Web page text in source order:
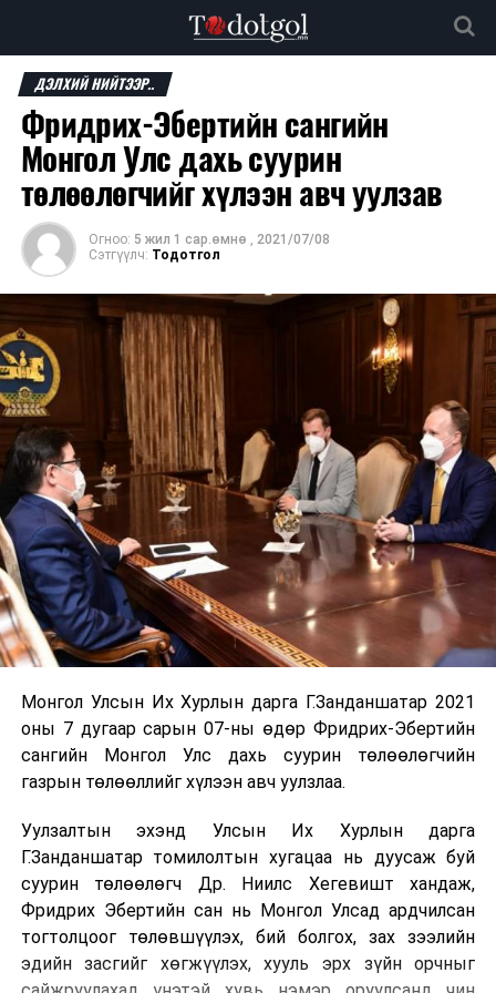
ДЭЛХИЙ НИЙТЭЭР..
Фридрих-Эбертийн сангийн
Монгол Улс дахь суурин
төлөөлөгчийг хүлээн авч уулзав
Огноо: 5 жил 1 сар.өмнө , 2021/07/08
Сэтгүүлч: Тодотгол
Монгол Улсын Их Хурлын дарга Г.Занданшатар 2021
оны 7 дугаар сарын 07-ны өдөр Фридрих-Эбертийн
сангийн Монгол Улс дахь суурин төлөөлөгчийн
газрын төлөөллийг хүлээн авч уулзлаа.
Уулзалтын эхэнд Улсын Их Хурлын дарга
Г.Занданшатар томилолтын хугацаа нь дуусаж буй
суурин төлөөлөгч Др. Ниилс Хегевишт хандаж,
Фридрих Эбертийн сан нь Монгол Улсад ардчилсан
тогтолцоог төлөвшүүлэх, бий болгох, зах зээлийн
эдийн засгийг хөгжүүлэх, хууль эрх зүйн орчныг